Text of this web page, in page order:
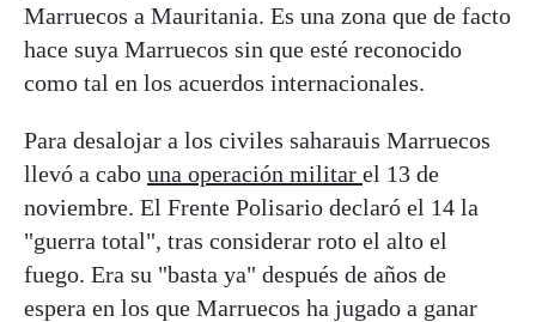
Marruecos a Mauritania. Es una zona que de facto
hace suya Marruecos sin que esté reconocido
como tal en los acuerdos internacionales.
Para desalojar a los civiles saharauis Marruecos
llevó a cabo una operación militar el 13 de
noviembre. El Frente Polisario declaró el 14 la
"guerra total", tras considerar roto el alto el
fuego. Era su "basta ya" después de años de
espera en los que Marruecos ha jugado a ganar